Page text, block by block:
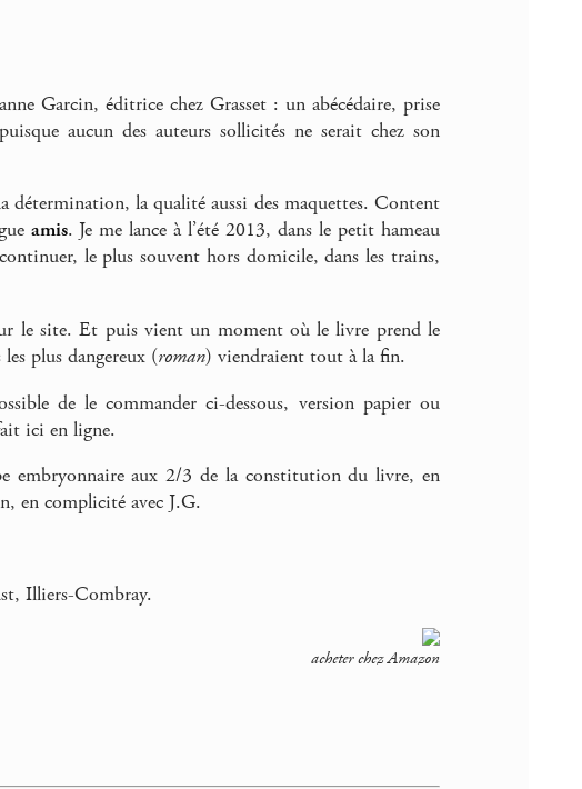
Garcin, éditrice chez Grasset : un abécédaire, prise
aucun des auteurs sollicités ne serait chez son
détermination, la qualité aussi des maquettes. Content
amis. Je me lance à l’été 2013, dans le petit hameau
le plus souvent hors domicile, dans les trains,
le site. Et puis vient un moment où le livre prend le
plus dangereux (roman) viendraient tout à la fin.
de le commander ci-dessous, version papier ou
ici en ligne.
embryonnaire aux 2/3 de la constitution du livre, en
en complicité avec J.G.
Illiers-Combray.
acheter chez Amazon